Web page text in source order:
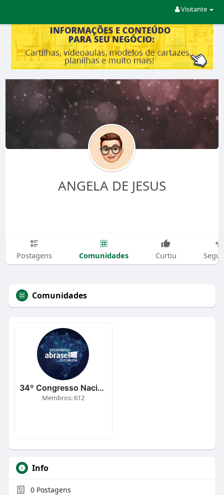
Visitante
ANGELA DE JESUS
Postagens Comunidades Curtiu
Comunidades
34º Congresso Nacional Abrasel
Membros: 612
Info
0Postagens